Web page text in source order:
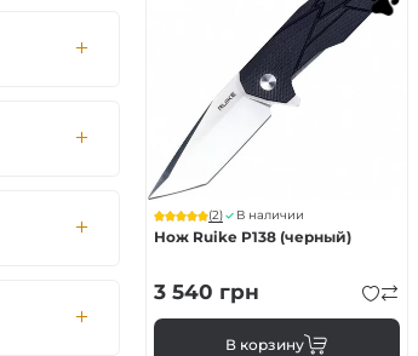
(2) В наличии
Нож Ruike P138 (черный)
3 540 грн
В корзину